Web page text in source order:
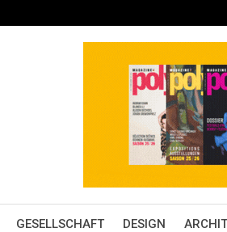
GESELLSCHAFT DESIGN